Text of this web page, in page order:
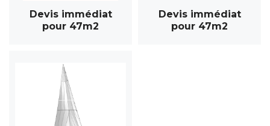
Devis immédiat
pour 47m2
Devis immédiat
pour 47m2